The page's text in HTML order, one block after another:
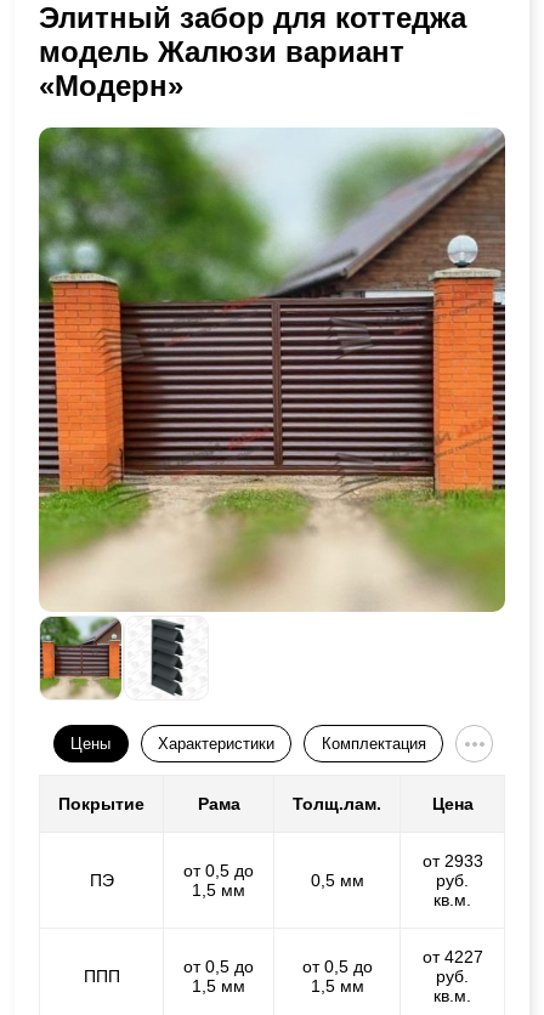
Элитный забор для коттеджа
модель Жалюзи вариант
«Модерн»
Цены Характеристики Комплектация
Покрытие Рама Толщ.лам. Цена
ПЭ
от 0,5 до
1,5 мм
0,5 мм
от 2933
руб.
кв.м.
ППП
от 0,5 до
1,5 мм
от 0,5 до
1,5 мм
от 4227
руб.
кв.м.